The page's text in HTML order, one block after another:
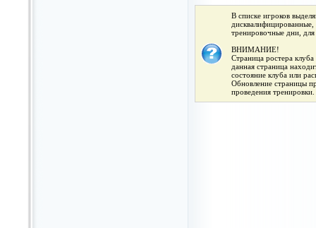
В списке игроков
тренировочные дни,
ВНИМАНИЕ!
Страница ростера
данная страница
состояние клуба или
Обновление страницы
проведения тренировки.